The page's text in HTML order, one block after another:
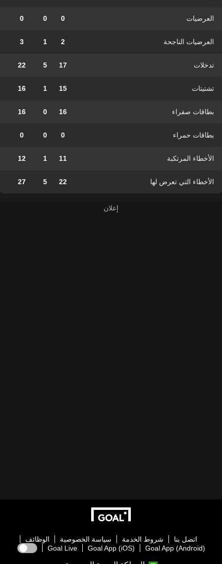
العرضيات 0
0
0
العرضيات الناجحة 2
1
3
تدخلات 17
5
22
تشتيتات 15
1
16
بطاقات صفراء 16
0
16
بطاقات حمراء 0
0
0
الأخطاء المرتكبة 11
1
12
الأخطاء التي تعرض لها 22
5
27
اتصل بنا شروط الخدمة سياسة الخصوصية
الوظائف
Goal App (Android)
Goal App (iOS)
Goal Live